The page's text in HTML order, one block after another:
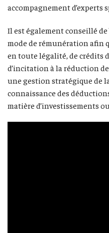
accompagnement d’experts
Il est également conseillé
mode de rémunération afin
en toute légalité, de crédits
d’incitation à la réduction
une gestion stratégique de
connaissance des
matière d’investissements